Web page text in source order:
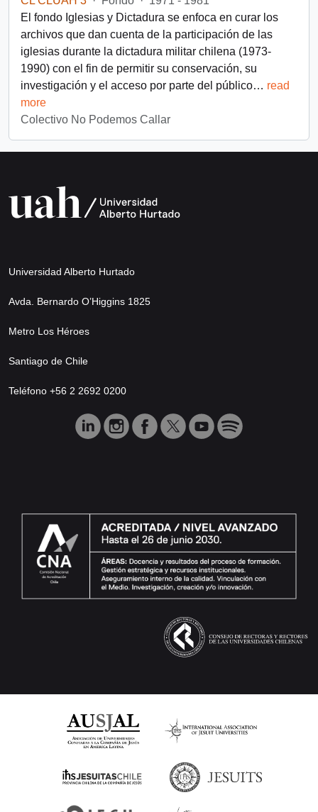
El fondo Iglesias y Dictadura se enfoca en curar los
archivos que dan cuenta de la participación de las
iglesias durante la dictadura militar chilena (1973-
1990) con el fin de permitir su conservación, su
investigación y el acceso por parte del público… read
more
Colectivo No Podemos Callar
Universidad Alberto Hurtado
Avda. Bernardo O’Higgins 1825
Metro Los Héroes
Santiago de Chile
Teléfono +56 2 2692 0200